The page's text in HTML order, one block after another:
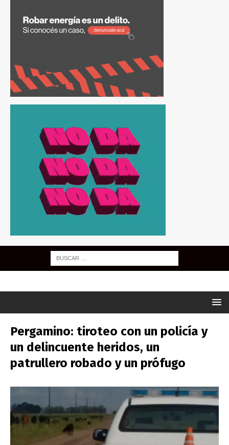
Pergamino: tiroteo con un policía y
un delincuente heridos, un
patrullero robado y un prófugo